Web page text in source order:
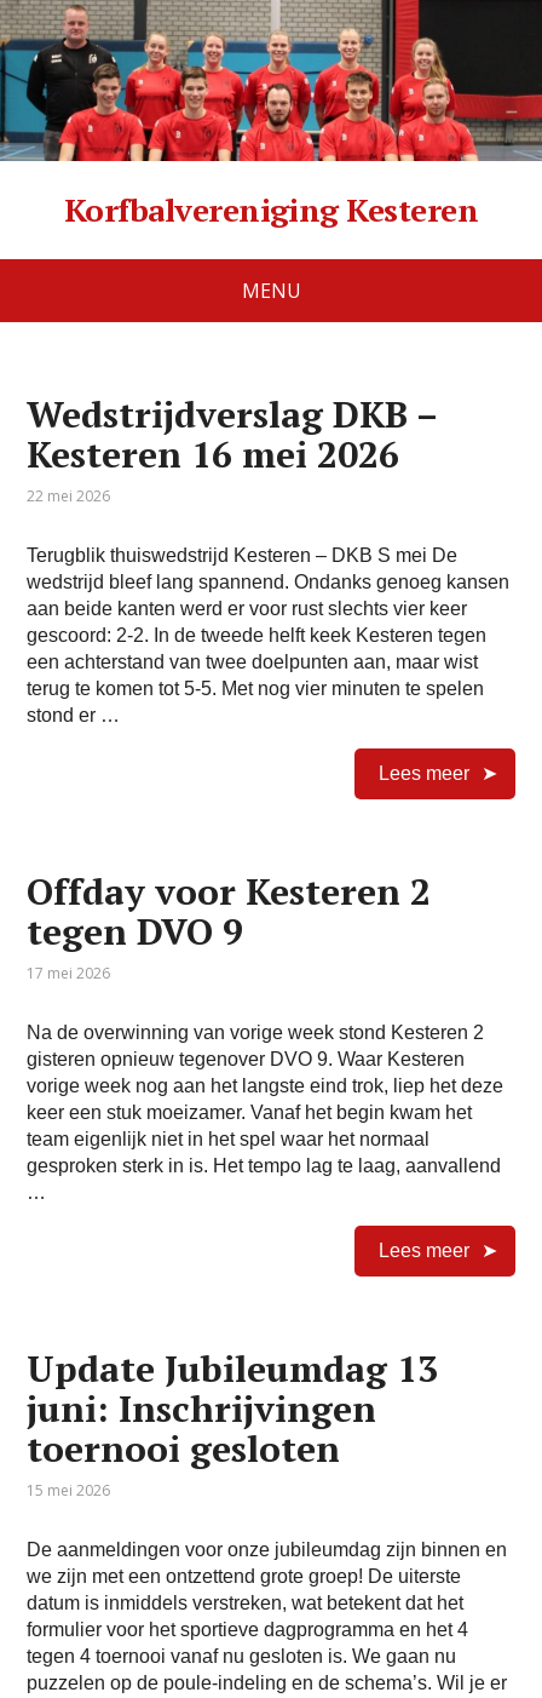
Korfbalvereniging Kesteren
MENU
Wedstrijdverslag DKB –
Kesteren 16 mei 2026
22 mei 2026
Terugblik thuiswedstrijd Kesteren – DKB S mei De
wedstrijd bleef lang spannend. Ondanks genoeg kansen
aan beide kanten werd er voor rust slechts vier keer
gescoord: 2-2. In de tweede helft keek Kesteren tegen
een achterstand van twee doelpunten aan, maar wist
terug te komen tot 5-5. Met nog vier minuten te spelen
stond er …
Lees meer
Offday voor Kesteren 2
tegen DVO 9
17 mei 2026
Na de overwinning van vorige week stond Kesteren 2
gisteren opnieuw tegenover DVO 9. Waar Kesteren
vorige week nog aan het langste eind trok, liep het deze
keer een stuk moeizamer. Vanaf het begin kwam het
team eigenlijk niet in het spel waar het normaal
gesproken sterk in is. Het tempo lag te laag, aanvallend
…
Lees meer
Update Jubileumdag 13
juni: Inschrijvingen
toernooi gesloten
15 mei 2026
De aanmeldingen voor onze jubileumdag zijn binnen en
we zijn met een ontzettend grote groep! De uiterste
datum is inmiddels verstreken, wat betekent dat het
formulier voor het sportieve dagprogramma en het 4
tegen 4 toernooi vanaf nu gesloten is. We gaan nu
puzzelen op de poule-indeling en de schema’s. Wil je er